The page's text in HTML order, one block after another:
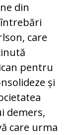
din
întrebări
care
pentru
și
demers,
care urma